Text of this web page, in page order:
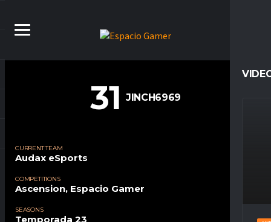
31 JINCH6969
CURRENT TEAM
Audax eSports
COMPETITIONS
Ascension, Espacio Gamer
SEASONS
Temporada 23